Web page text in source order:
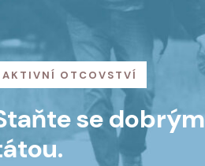
AKTIVNÍ OTCOVSTVÍ
se dobrým